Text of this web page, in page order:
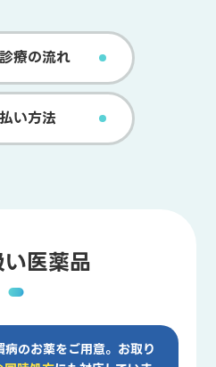
療の流れ
い方法
医薬品
のお薬をご用意。 お取り